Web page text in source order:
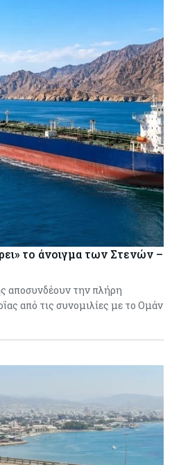
το άνοιγμα των Στενών –
αποσυνδέουν την πλήρη
από τις συνομιλίες με το Ομάν